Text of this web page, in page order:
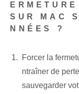
SUR MAC
NNÉES ?
Forcer la
ntraîner de
sauvegarder